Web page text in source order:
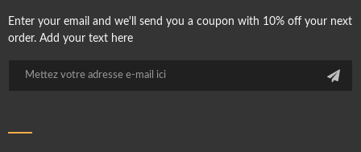
Enter your email and we'll send you a coupon with 10% off your next
order. Add your text here